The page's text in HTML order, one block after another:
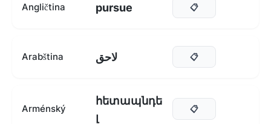
Angličtina pursue 📋
Arabština لاحق 📋
Arménský
հետապնդե
լ
📋